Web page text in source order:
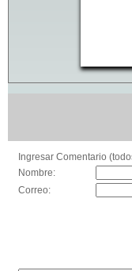
Ingresar Comentario
Nombre:
Correo: